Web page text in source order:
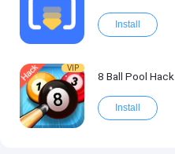
Install
VIP
8 Ball Pool Hack
Install